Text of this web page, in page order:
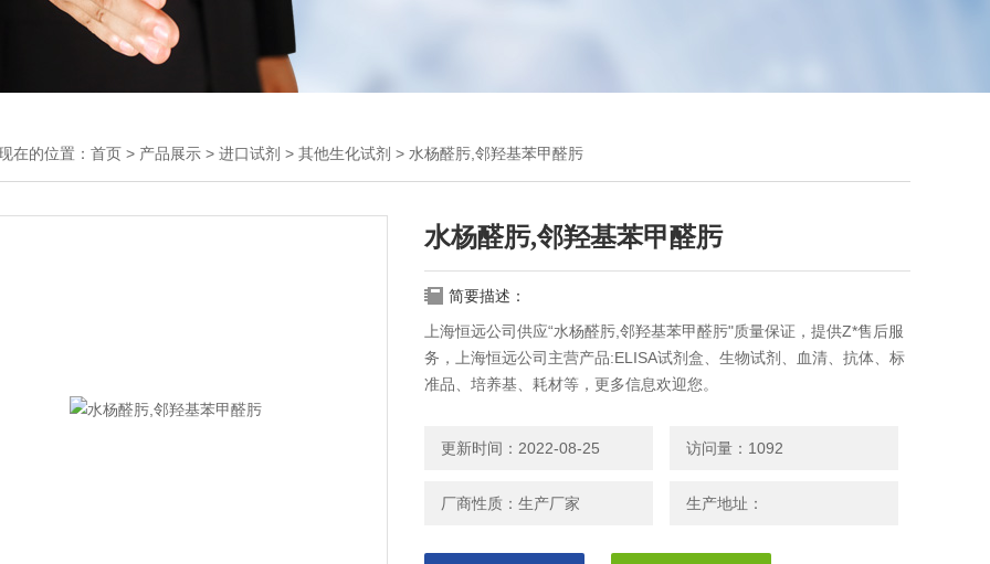
在的位置： 首页 > 产品展示 > 进口试剂 > 其他生化试剂 > 水杨醛肟,邻羟基苯甲醛肟
水杨醛肟,邻羟基苯甲醛肟
简要描述：
上海恒远公司供应“水杨醛肟,邻羟基苯甲醛肟"质量保证，提供Z*售后服
务，上海恒远公司主营产品:ELISA试剂盒、生物试剂、血清、抗体、标
准品、培养基、耗材等，更多信息欢迎您。
更新时间：2022-08-25 访问量：1092
厂商性质：生产厂家 生产地址：